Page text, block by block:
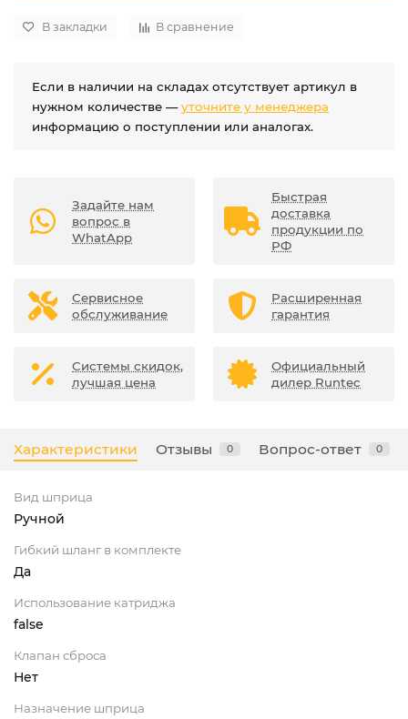
В закладки В сравнение
Если в наличии на складах отсутствует артикул в
нужном количестве —уточните у менеджера
информацию о поступлении или аналогах.
Задайте нам
вопрос в
WhatApp
Быстрая
доставка
продукции по
РФ
Сервисное
обслуживание
Расширенная
гарантия
Системы скидок,
лучшая цена
Официальный
дилер Runtec
Характеристики Отзывы 0 Вопрос-ответ 0
Вид шприца
Ручной
Гибкий шланг в комплекте
Да
Использование катриджа
false
Клапан сброса
Нет
Назначение шприца